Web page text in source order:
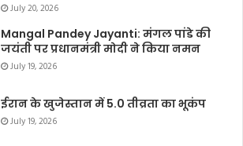
July 20, 2026
Mangal Pandey Jayanti: मंगल पांडे की
जयंती पर प्रधानमंत्री मोदी ने किया नमन
July 19, 2026
ईरान के खुजेस्तान में 5.0 तीव्रता का भूकंप
July 19, 2026